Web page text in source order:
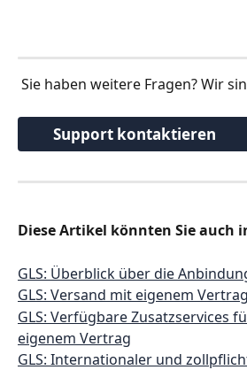
Sie haben weitere Fragen? Wir
Support kontaktieren
Diese Artikel könnten Sie auch
GLS: Überblick über die
GLS: Versand mit eigenem Vertrag
GLS: Verfügbare Zusatzservices
eigenem Vertrag
GLS: Internationaler und